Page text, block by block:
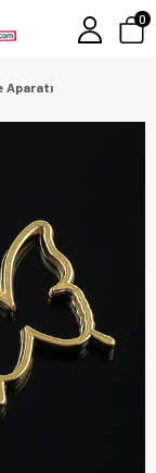
0
Aparatı